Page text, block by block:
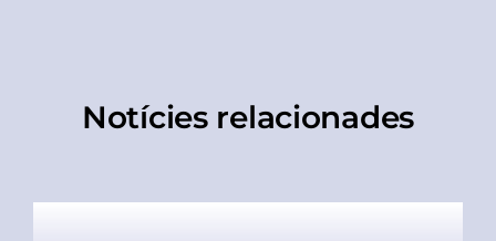
Notícies relacionades